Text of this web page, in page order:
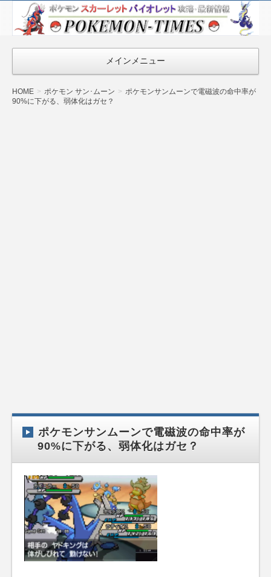
ポケモン最新
情報まとめ
『POKEMON-
TIMES』
メインメニュー
HOME ポケモン サン･ムーン
ポケモンサンムーンで電磁波の命中率が
90%に下がる、弱体化はガセ？
ポケモンサンムーンで電磁波の命中率が
90%に下がる、弱体化はガセ？